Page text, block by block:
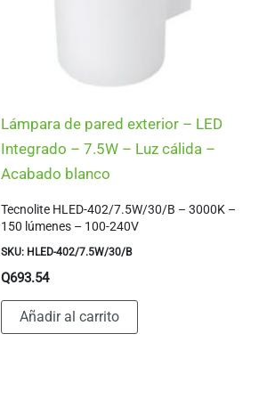
Lámpara de pared exterior – LED
Integrado – 7.5W – Luz cálida –
Acabado blanco
Tecnolite HLED-402/7.5W/30/B – 3000K –
150 lúmenes – 100-240V
SKU: HLED-402/7.5W/30/B
Q693.54
Añadir al carrito